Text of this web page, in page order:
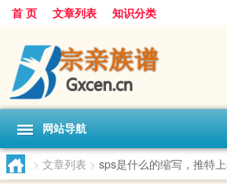
首 页 文章列表 知识分类
网站导航
> 文章列表 > sps是什么的缩写，推特